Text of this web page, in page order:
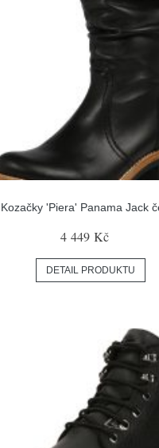
Kozačky 'Piera' Panama Jack
4 449 Kč
DETAIL PRODUKTU